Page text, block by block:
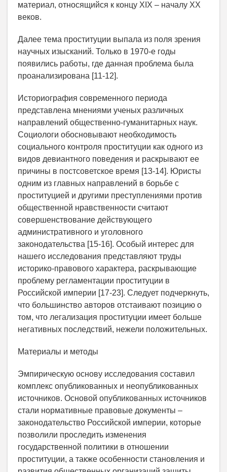
материал, относящийся к концу XIX – началу XX
веков.
Далее тема проституции выпала из поля зрения
научных изысканий. Только в 1970-е годы
появились работы, где данная проблема была
проанализирована [11-12].
Историография современного периода
представлена мнениями ученых различных
направлений общественно-гуманитарных наук.
Социологи обосновывают необходимость
социального контроля проституции как одного из
видов девиантного поведения и раскрывают ее
причины в постсоветское время [13-14]. Юристы
одним из главных направлений в борьбе с
проституцией и другими преступлениями против
общественной нравственности считают
совершенствование действующего
административного и уголовного
законодательства [15-16]. Особый интерес для
нашего исследования представляют труды
историко-правового характера, раскрывающие
проблему регламентации проституции в
Российской империи [17-23]. Следует подчеркнуть,
что большинство авторов отстаивают позицию о
том, что легализация проституции имеет больше
негативных последствий, нежели положительных.
Материалы и методы
Эмпирическую основу исследования составил
комплекс опубликованных и неопубликованных
источников. Основой опубликованных источников
стали нормативные правовые документы –
законодательство Российской империи, которые
позволили проследить изменения
государственной политики в отношении
проституции, а также особенности становления и